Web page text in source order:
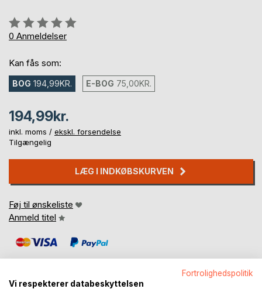
Anmeldelse::
0%
0 Anmeldelser
Kan fås som:
BOG 194,99KR. E-BOG 75,00KR.
194,99kr.
inkl. moms / ekskl. forsendelse
Tilgængelig
LÆG I INDKØBSKURVEN
Føj til ønskeliste
Anmeld titel
Fortrolighedspolitik
Vi respekterer databeskyttelsen